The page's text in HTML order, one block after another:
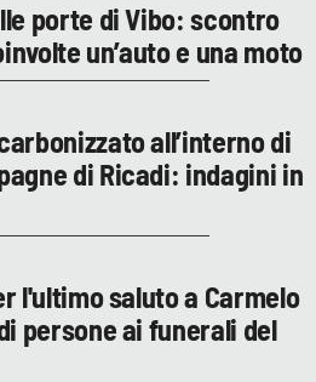
porte di Vibo: scontro
un’auto e una moto
all’interno di
di Ricadi: indagini in
l'ultimo saluto a Carmelo
persone ai funerali del